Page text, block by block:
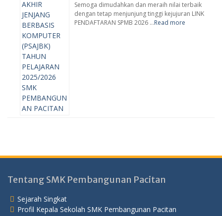
Semoga dimudahkan dan meraih nilai terbaik
dengan tetap menjunjung tinggi kejujuran LINK
PENDAFTARAN SPMB 2026 …Read more
Tentang SMK Pembangunan Pacitan
Sejarah Singkat
Profil Kepala Sekolah SMK Pembangunan Pacitan